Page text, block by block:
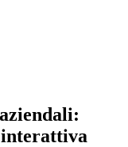
interattiva